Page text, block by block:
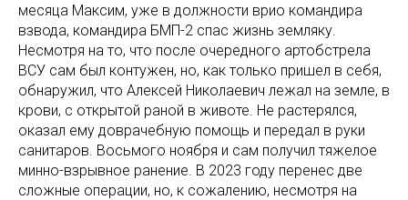
месяца Максим, уже в должности врио командира
взвода, командира БМП-2 спас жизнь земляку.
Несмотря на то, что после очередного артобстрела
ВСУ сам был контужен, но, как только пришел в себя,
обнаружил, что Алексей Николаевич лежал на земле, в
крови, с открытой раной в животе. Не растерялся,
оказал ему доврачебную помощь и передал в руки
санитаров. Восьмого ноября и сам получил тяжелое
минно-взрывное ранение. В 2023 году перенес две
сложные операции, но, к сожалению, несмотря на